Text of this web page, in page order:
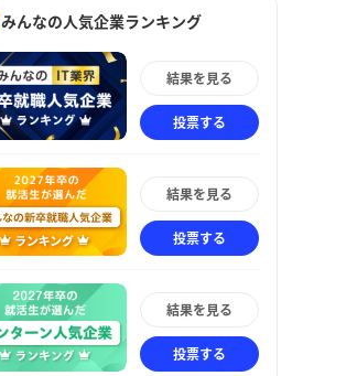
みんなの人気企業ランキング
結果を見る
投票する
結果を見る
投票する
結果を見る
投票する